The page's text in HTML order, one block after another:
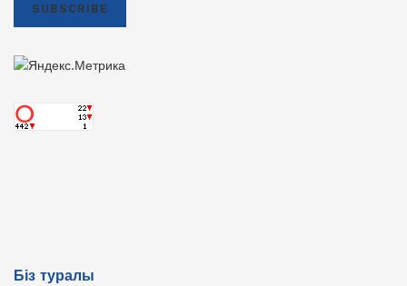
SUBSCRIBE
Біз туралы